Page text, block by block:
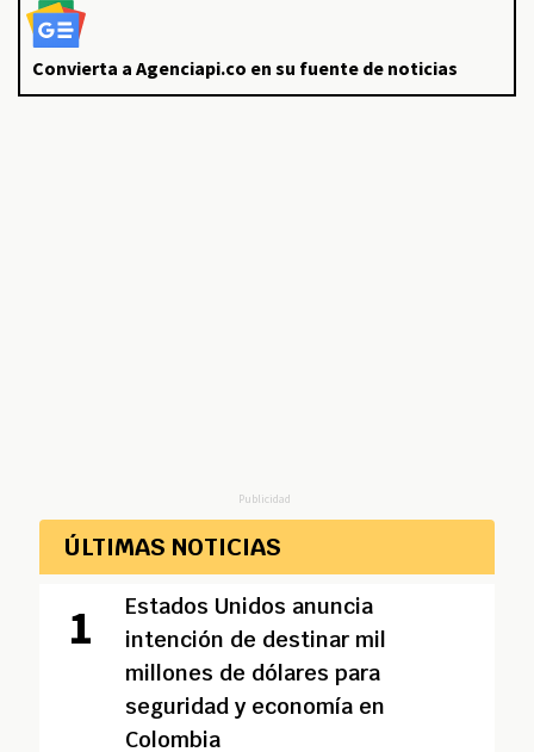
Convierta a Agenciapi.co en su fuente de noticias
Publicidad
ÚLTIMAS NOTICIAS
Estados Unidos anuncia
intención de destinar mil
millones de dólares para
seguridad y economía en
Colombia